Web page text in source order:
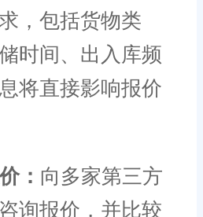
，包括货物类
时间、出入库频
将直接影响报价
： 向多家第三方
询报价，并比较